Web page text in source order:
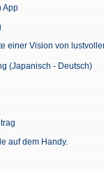
App
einer Vision von
(Japanisch - Deutsch)
auf dem Handy.